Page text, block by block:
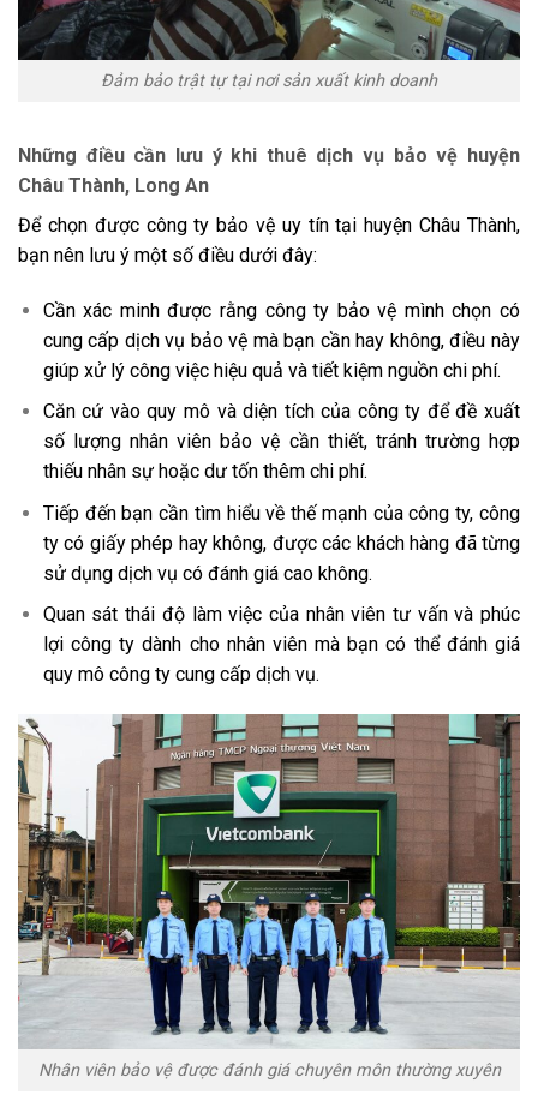
Đảm bảo trật tự tại nơi sản xuất kinh doanh
Những điều cần lưu ý khi thuê dịch vụ bảo vệ huyện
Châu Thành, Long An
Để chọn được công ty bảo vệ uy tín tại huyện Châu Thành,
bạn nên lưu ý một số điều dưới đây:
Cần xác minh được rằng công ty bảo vệ mình chọn có
cung cấp dịch vụ bảo vệ mà bạn cần hay không, điều này
giúp xử lý công việc hiệu quả và tiết kiệm nguồn chi phí.
Căn cứ vào quy mô và diện tích của công ty để đề xuất
số lượng nhân viên bảo vệ cần thiết, tránh trường hợp
thiếu nhân sự hoặc dư tốn thêm chi phí.
Tiếp đến bạn cần tìm hiểu về thế mạnh của công ty, công
ty có giấy phép hay không, được các khách hàng đã từng
sử dụng dịch vụ có đánh giá cao không.
Quan sát thái độ làm việc của nhân viên tư vấn và phúc
lợi công ty dành cho nhân viên mà bạn có thể đánh giá
quy mô công ty cung cấp dịch vụ.
Nhân viên bảo vệ được đánh giá chuyên môn thường xuyên